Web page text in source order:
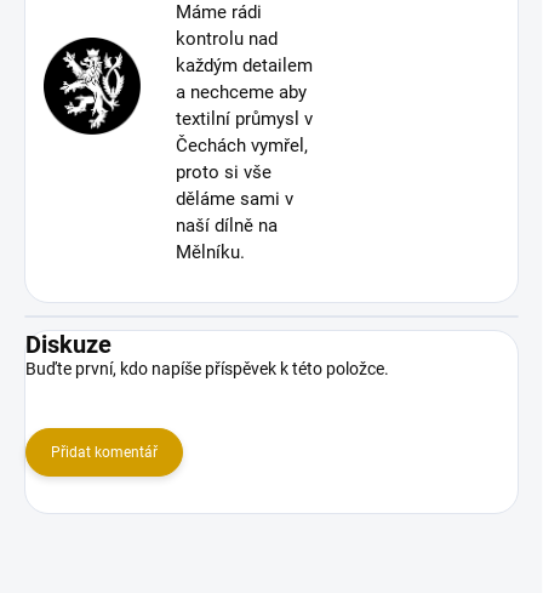
Máme rádi
kontrolu nad
každým detailem
a nechceme aby
textilní průmysl v
Čechách vymřel,
proto si vše
děláme sami v
naší dílně na
Mělníku.
Diskuze
Buďte první, kdo napíše příspěvek k této položce.
Přidat komentář